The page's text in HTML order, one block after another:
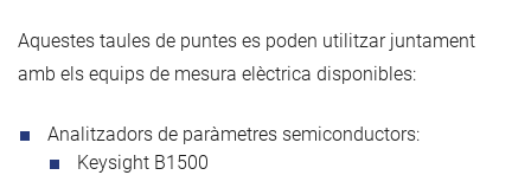
Aquestes taules de puntes es poden utilitzar juntament
amb els equips de mesura elèctrica disponibles:
Analitzadors de paràmetres semiconductors:
Keysight B1500